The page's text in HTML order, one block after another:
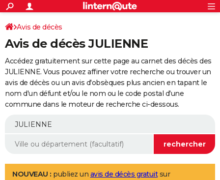
ACTUALITÉS
Politique
Société
Faits Divers
Education
Monde
Villes
+
SPORT
Coupe du monde 2026
Football
Tennis
Cyclisme
Rugby
Forum
Programme TV
TNT
Streaming
Cinéma
Sorties cinéma
Musique
+
FINANCE
Retraite
Epargne
Immobilier
Risques naturels par ville
Banque
Assurance
AUTO
Essais
Réserver un essai
Citadines
Berlines
SUV
Forum auto
+
Mobiles
Meilleur smartphone
Internet
Ordinateurs
Jeux vidéo
Guide high-tech
Aménagement intérieur
LIFESTYLE
Avis de décès
Avis de décès JULIENNE
Accédez gratuitement sur cette page au carnet des décès des
JULIENNE. Vous pouvez affiner votre recherche ou trouver un
avis de décès ou un avis d'obsèques plus ancien en tapant le
nom d'un défunt et/ou le nom ou le code postal d'une
commune dans le moteur de recherche ci-dessous.
NOUVEAU : publiez un avis de décès gratuitsur